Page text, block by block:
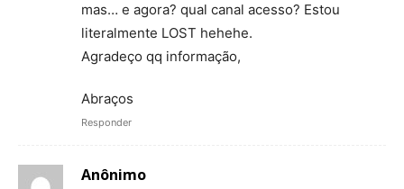
mas… e agora? qual canal acesso? Estou
literalmente LOST hehehe.
Agradeço qq informação,
Abraços
Responder
Anônimo